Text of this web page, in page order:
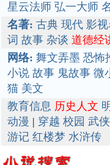
星云法师 弘一大师
名著: 古典 现代 影
词 故事 杂谈 道德经
网络: 舞文弄墨 恐怖
小说 故事 鬼故事 微
猫 美文
教育信息 历史人文
动漫 | 穿越 校园 武侠
游记 红楼梦 水浒传